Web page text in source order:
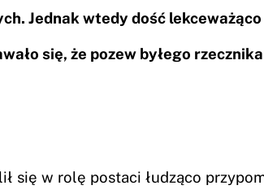
Jednak wtedy dość lekceważąco
się, że pozew byłego
się w rolę postaci łudząco